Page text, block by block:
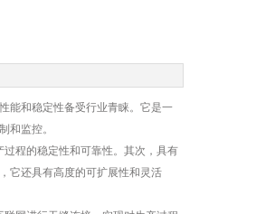
能和稳定性备受行业青睐。它是一
和监控。
程的稳定性和可靠性。其次，具有
它还具有高度的可扩展性和灵活